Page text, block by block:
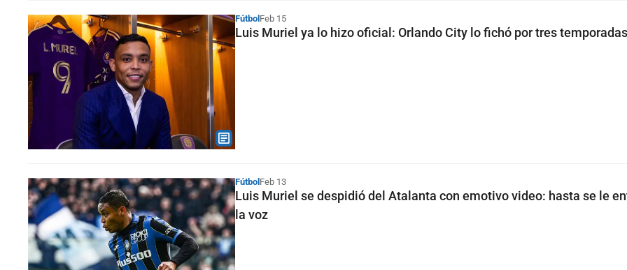
Fútbol Feb 15
Luis Muriel ya lo hizo oficial: Orlando City lo fichó por tres temporadas
Fútbol Feb 13
Luis Muriel se despidió del Atalanta con emotivo video: hasta se le
la voz